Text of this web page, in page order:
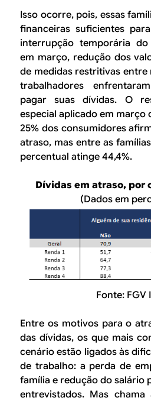
Isso ocorre, pois, essas
financeiras suficientes
interrupção temporária do
em março, redução dos
de medidas restritivas
trabalhadores
pagar suas dívidas. O
especial aplicado em março
25% dos consumidores
atraso, mas entre as
percentual atinge 44,4%.
Dívidas em atraso, por
(Dados em
Fonte: FGV
Entre os motivos para o
das dívidas, os que mais
cenário estão ligados às
de trabalho: a perda de
família e redução do salário
entrevistados. Mas